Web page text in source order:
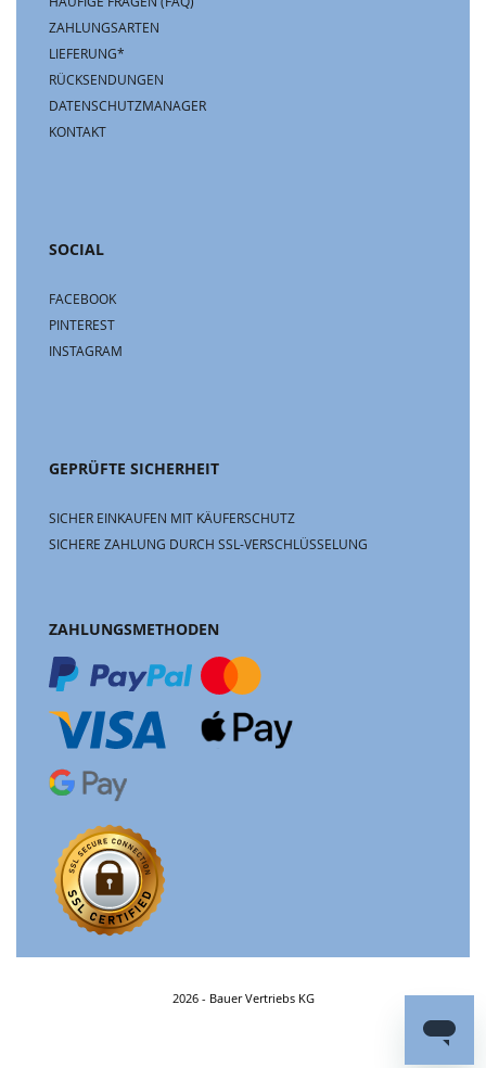
ZAHLUNGSARTEN
LIEFERUNG*
RÜCKSENDUNGEN
DATENSCHUTZMANAGER
KONTAKT
SOCIAL
FACEBOOK
PINTEREST
INSTAGRAM
GEPRÜFTE SICHERHEIT
SICHER EINKAUFEN MIT KÄUFERSCHUTZ
SICHERE ZAHLUNG DURCH SSL-VERSCHLÜSSELUNG
ZAHLUNGSMETHODEN
2026 - Bauer Vertriebs KG